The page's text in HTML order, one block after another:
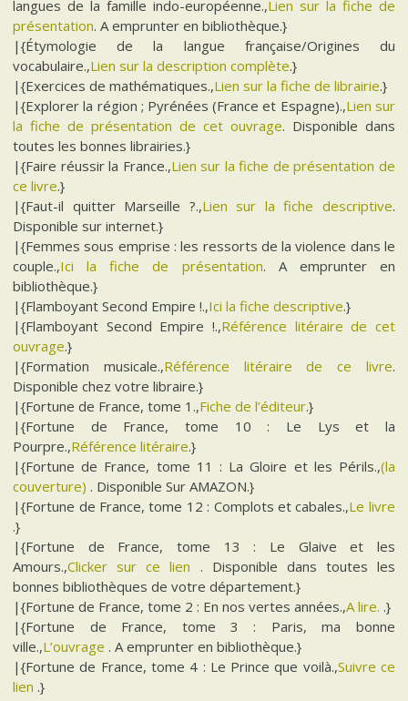
langues de la famille indo-européenne.,Lien sur la fiche de
présentation. A emprunter en bibliothèque.}
|{Étymologie de la langue française/Origines du
vocabulaire.,Lien sur la description complète.}
|{Exercices de mathématiques.,Lien sur la fiche de librairie.}
|{Explorer la région ; Pyrénées (France et Espagne).,Lien sur
la fiche de présentation de cet ouvrage. Disponible dans
toutes les bonnes librairies.}
|{Faire réussir la France.,Lien sur la fiche de présentation de
ce livre.}
|{Faut-il quitter Marseille ?.,Lien sur la fiche descriptive.
Disponible sur internet.}
|{Femmes sous emprise : les ressorts de la violence dans le
couple.,Ici la fiche de présentation. A emprunter en
bibliothèque.}
|{Flamboyant Second Empire !.,Ici la fiche descriptive.}
|{Flamboyant Second Empire !.,Référence litéraire de cet
ouvrage.}
|{Formation musicale.,Référence litéraire de ce livre.
Disponible chez votre libraire.}
|{Fortune de France, tome 1.,Fiche de l’éditeur.}
|{Fortune de France, tome 10 : Le Lys et la
Pourpre.,Référence litéraire.}
|{Fortune de France, tome 11 : La Gloire et les Périls.,(la
couverture) . Disponible Sur AMAZON.}
|{Fortune de France, tome 12 : Complots et cabales.,Le livre
.}
|{Fortune de France, tome 13 : Le Glaive et les
Amours.,Clicker sur ce lien . Disponible dans toutes les
bonnes bibliothèques de votre département.}
|{Fortune de France, tome 2 : En nos vertes années.,A lire. .}
|{Fortune de France, tome 3 : Paris, ma bonne
ville.,L’ouvrage . A emprunter en bibliothèque.}
|{Fortune de France, tome 4 : Le Prince que voilà.,Suivre ce
lien .}